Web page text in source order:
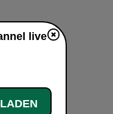
live